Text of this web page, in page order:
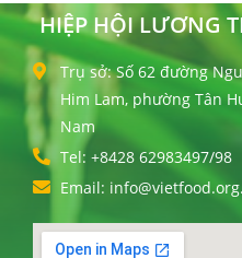
HIỆP HỘI LƯƠNG
Trụ sở: Số 62 đường
Him Lam, phường Tân
Nam
Tel: +8428 62983497/98
Email: